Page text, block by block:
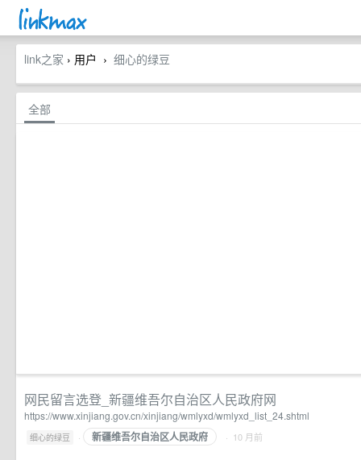
link之家 › 用户 › 细心的绿豆
全部
网民留言选登_新疆维吾尔自治区人民政府网
https://www.xinjiang.gov.cn/xinjiang/wmlyxd/wmlyxd_list_24.shtml
细心的绿豆 · 新疆维吾尔自治区人民政府 · 10 月前